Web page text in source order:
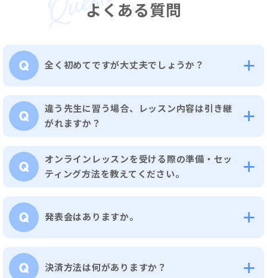
よくある質問
全く初めてですが大丈夫でしょうか？
違う先生に習う場合、レッスン内容は引き継
がれますか？
オンラインレッスンを受ける際の準備・セッ
ティング方法を教えてください。
発表会はありますか。
決済方法は何がありますか？